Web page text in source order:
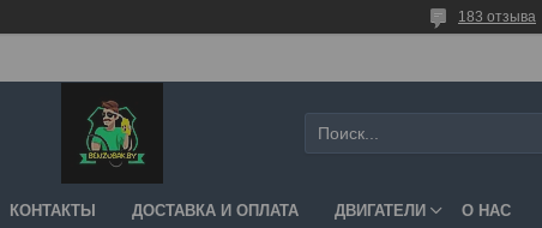
183 отзыва
КОНТАКТЫ ДОСТАВКА И ОПЛАТА ДВИГАТЕЛИ О НАС